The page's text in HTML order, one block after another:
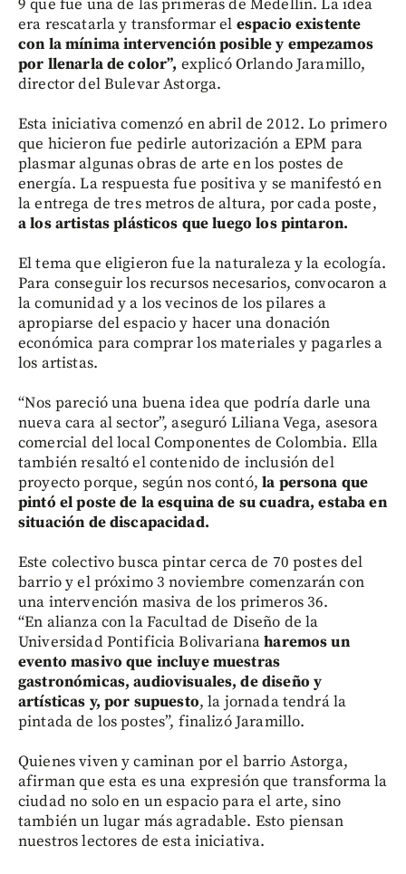
9 que fue una de las primeras de Medellín. La idea
era rescatarla y transformar el espacio existente
con la mínima intervención posible y empezamos
por llenarla de color”, explicó Orlando Jaramillo,
director del Bulevar Astorga.
Esta iniciativa comenzó en abril de 2012. Lo primero
que hicieron fue pedirle autorización a EPM para
plasmar algunas obras de arte en los postes de
energía. La respuesta fue positiva y se manifestó en
la entrega de tres metros de altura, por cada poste,
a los artistas plásticos que luego los pintaron.
El tema que eligieron fue la naturaleza y la ecología.
Para conseguir los recursos necesarios, convocaron a
la comunidad y a los vecinos de los pilares a
apropiarse del espacio y hacer una donación
económica para comprar los materiales y pagarles a
los artistas.
“Nos pareció una buena idea que podría darle una
nueva cara al sector”, aseguró Liliana Vega, asesora
comercial del local Componentes de Colombia. Ella
también resaltó el contenido de inclusión del
proyecto porque, según nos contó,la persona que
pintó el poste de la esquina de su cuadra, estaba en
situación de discapacidad.
Este colectivo busca pintar cerca de 70 postes del
barrio y el próximo 3 noviembre comenzarán con
una intervención masiva de los primeros 36.
“En alianza con la Facultad de Diseño de la
Universidad Pontificia Bolivarianaharemos un
evento masivo que incluye muestras
gastronómicas, audiovisuales, de diseño y
artísticas y, por supuesto, la jornada tendrá la
pintada de los postes”, finalizó Jaramillo.
Quienes viven y caminan por el barrio Astorga,
afirman que esta es una expresión que transforma la
ciudad no solo en un espacio para el arte, sino
también un lugar más agradable. Esto piensan
nuestros lectores de esta iniciativa.